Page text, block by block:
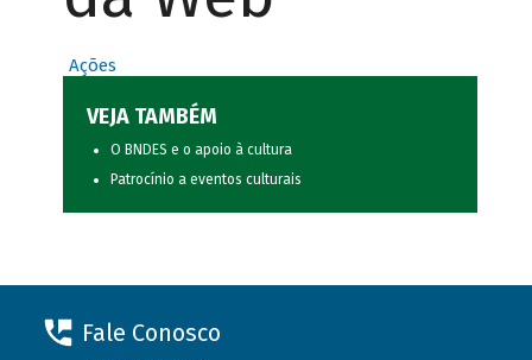
Ações
VEJA TAMBÉM
O BNDES e o apoio à cultura
Patrocínio a eventos culturais
Fale Conosco